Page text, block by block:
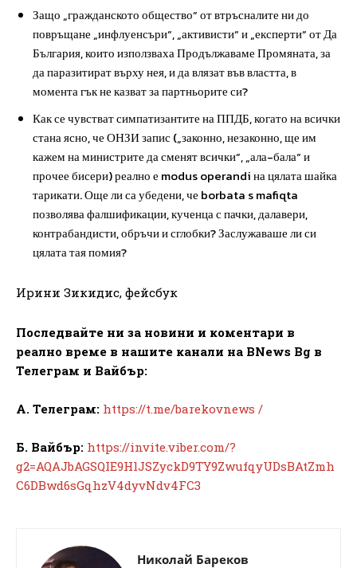
Защо „гражданското общество“ от втръсналите ни до
повръщане „инфлуенсъри“, „активисти“ и „експерти“ от Да
България, които използваха Продължаваме Промяната, за
да паразитират върху нея, и да влязат във властта, в
момента гък не казват за партньорите си?
Как се чувстват симпатизантите на ППДБ, когато на всички
стана ясно, че ОНЗИ запис („законно, незаконно, ще им
кажем на министрите да сменят всички“, „ала-бала“ и
прочее бисери) реално е modus operandi на цялата шайка
тарикати. Още ли са убедени, че borbata s mafiqta
позволява фалшификации, кученца с пачки, далавери,
контрабандисти, обръчи и сглобки? Заслужаваше ли си
цялата тая помия?
Ирини Зикидис, фейсбук
Последвайте ни за новини и коментари в
реално време в нашите канали на BNews Bg в
Телеграм и Вайбър:
А. Телеграм: https://t.me/barekovnews /
Б. Вайбър: https://invite.viber.com/?
g2=AQAJbAGSQIE9HlJSZyckD9TY9ZwufqyUDsBAtZmh
C6DBwd6sGqhzV4dyvNdv4FC3
Николай Бареков